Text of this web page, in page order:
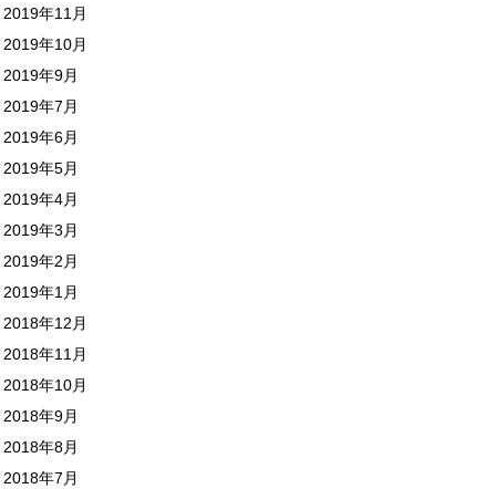
2019年11月
2019年10月
2019年9月
2019年7月
2019年6月
2019年5月
2019年4月
2019年3月
2019年2月
2019年1月
2018年12月
2018年11月
2018年10月
2018年9月
2018年8月
2018年7月